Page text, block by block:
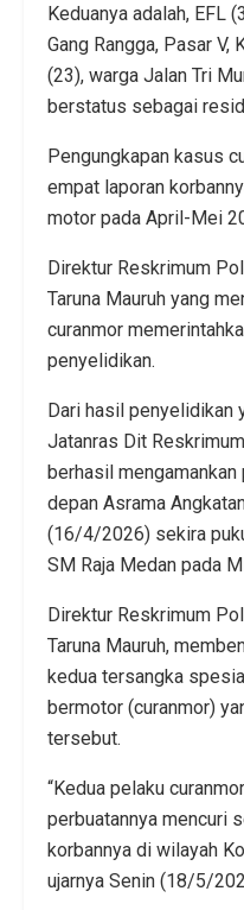
Keduanya adalah, EFL
Gang Rangga, Pasar V,
(23), warga Jalan Tri
berstatus sebagai
Pengungkapan kasus
empat laporan
motor pada April-Mei
Direktur Reskrimum
Taruna Mauruh yang
curanmor
penyelidikan.
Dari hasil penyelidikan
Jatanras Dit
berhasil
depan Asrama
(16/4/2026) sekira
SM Raja Medan pada
Direktur Reskrimum
Taruna Mauruh,
kedua tersangka
bermotor (curanmor)
tersebut.
“Kedua pelaku
perbuatannya mencuri
korbannya di wilayah
ujarnya Senin (18/5/